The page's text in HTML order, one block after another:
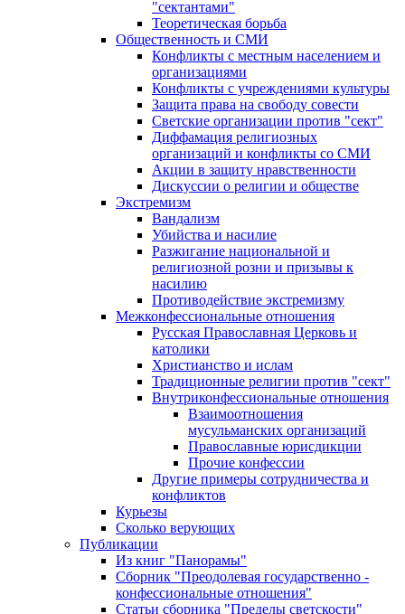
"сектантами"
Теоретическая борьба
Общественность и СМИ
Конфликты с местным населением и
организациями
Конфликты с учреждениями культуры
Защита права на свободу совести
Светские организации против "сект"
Диффамация религиозных
организаций и конфликты со СМИ
Акции в защиту нравственности
Дискуссии о религии и обществе
Экстремизм
Вандализм
Убийства и насилие
Разжигание национальной и
религиозной розни и призывы к
насилию
Противодействие экстремизму
Межконфессиональные отношения
Русская Православная Церковь и
католики
Христианство и ислам
Традиционные религии против "сект"
Внутриконфессиональные отношения
Взаимоотношения
мусульманских организаций
Православные юрисдикции
Прочие конфессии
Другие примеры сотрудничества и
конфликтов
Курьезы
Сколько верующих
Публикации
Из книг "Панорамы"
Сборник "Преодолевая государственно -
конфессиональные отношения"
Статьи сборника "Пределы светскости"